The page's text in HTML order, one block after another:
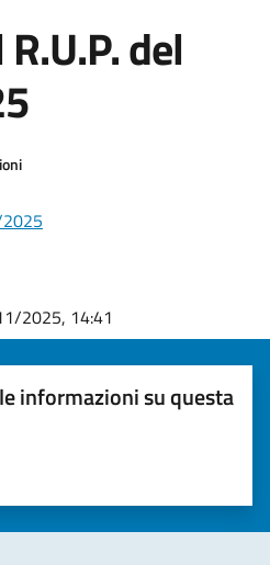
del
2025, 14:41
informazioni su questa
(da 1 a 5 stelle)
per valutare la chiarezza delle
su 5
su 5